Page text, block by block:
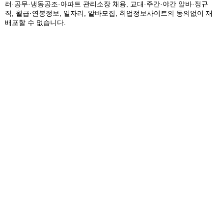
러·공무·냉동공조·아파트 관리소장 채용, 교대·주간·야간 알바·정규
직, 월급·연봉정보, 일자리, 알바모집, 취업정보사이트의 동의없이 재
배포할 수 없습니다.